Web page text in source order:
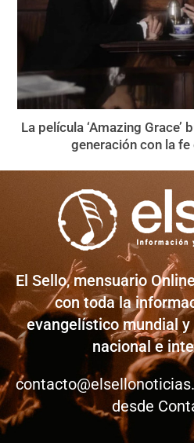
La película ‘Amazing Grace’
generación con la
El Sello, mensuario
con toda la
evangelístico mundial
nacional e
desde